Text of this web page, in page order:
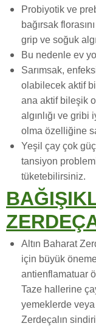
Probiyotik ve
bağırsak
grip ve soğuk
Bu nedenle ev
Sarımsak,
olabilecek aktif
ana aktif bileşik
algınlığı ve
olma özelliğine
Yeşil çay çok
tansiyon
tüketebilirsiniz.
Altın Baharat
için büyük
antienflamatuar
Taze hallerine
yemeklerde
Zerdeçalın